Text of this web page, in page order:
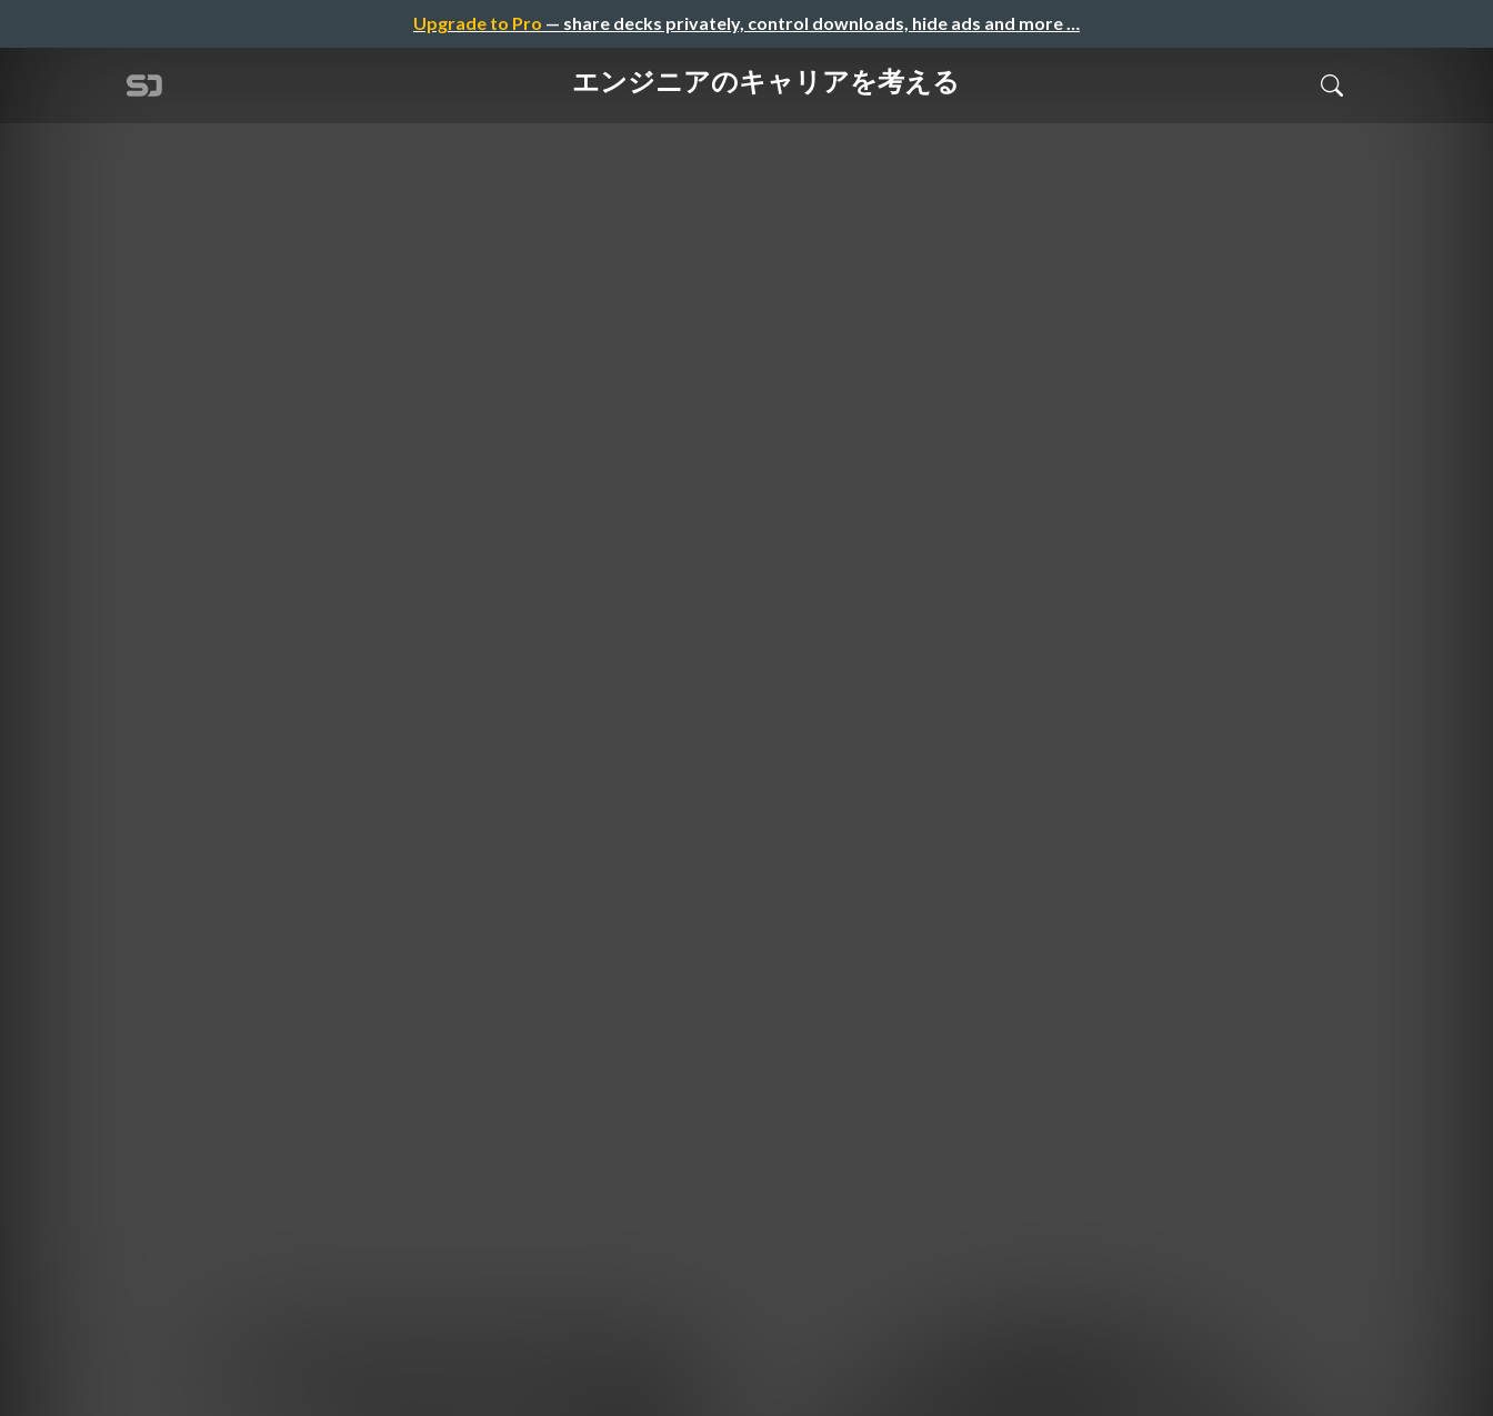
Upgrade to Pro — share decks privately, control downloads, hide ads and more …
エンジニアのキャリアを考える